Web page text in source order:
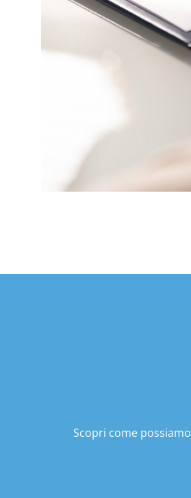
Scopri come